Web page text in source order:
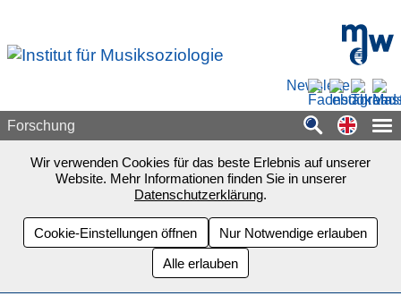
mdw -
Newsletter
Forschung
Wir verwenden Cookies für das beste Erlebnis auf unserer
Website. Mehr Informationen finden Sie in unserer
Datenschutzerklärung.
Cookie-Einstellungen öffnen
Nur Notwendige erlauben
Alle erlauben